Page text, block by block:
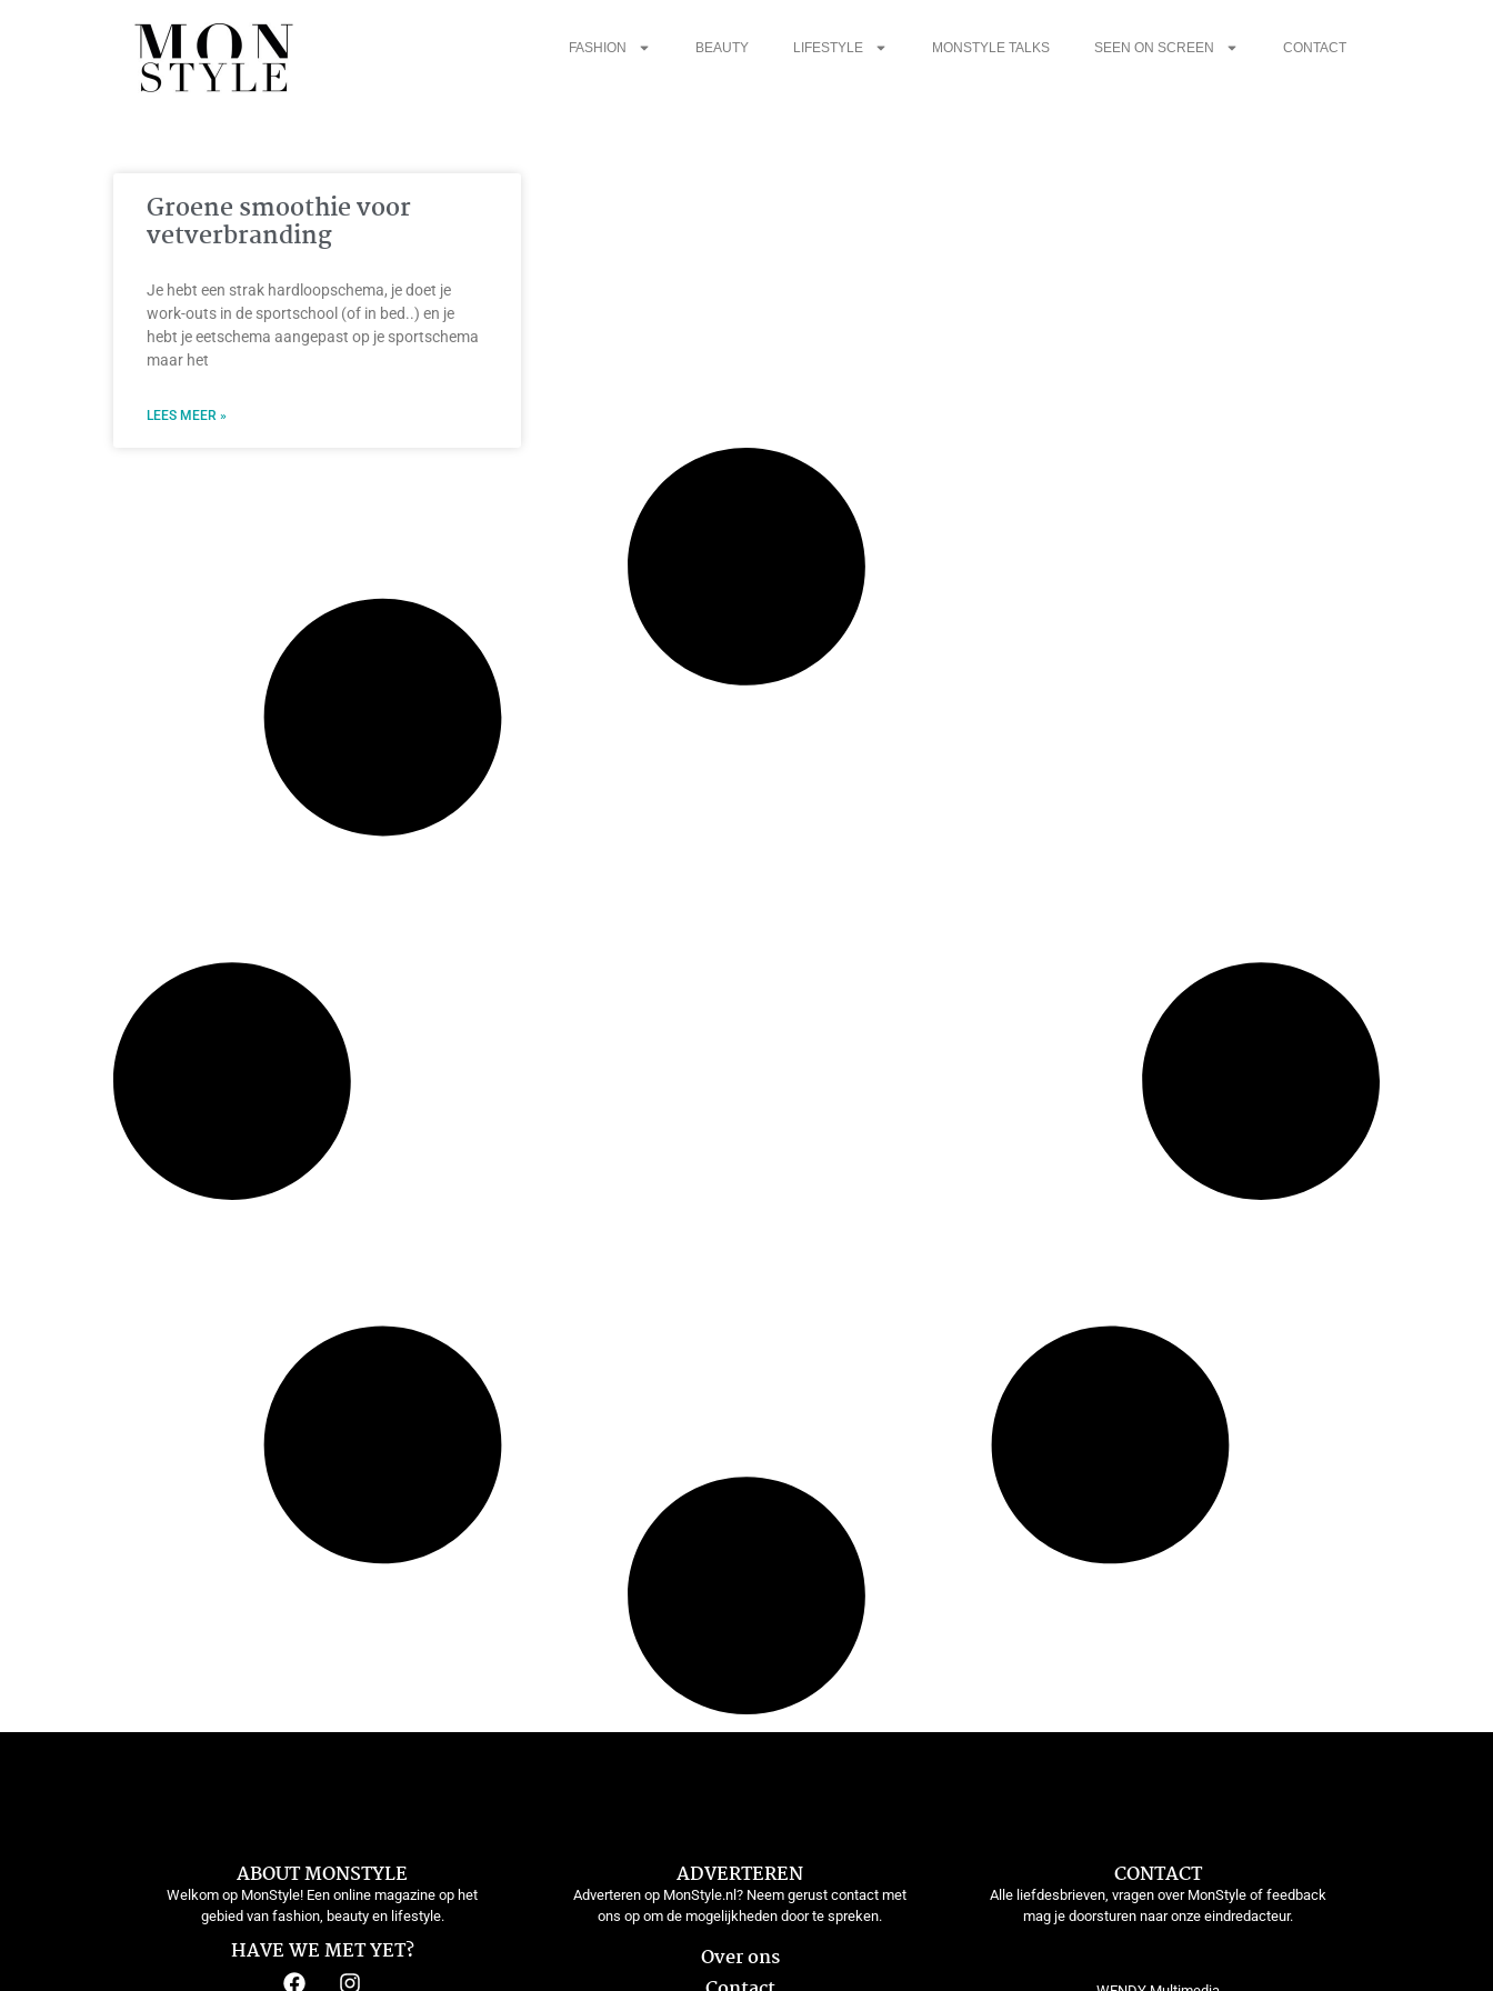
FASHION BEAUTY LIFESTYLE MONSTYLE TALKS SEEN ON SCREEN CONTACT
Groene smoothie voor
vetverbranding
Je hebt een strak hardloopschema, je doet je
work-outs in de sportschool (of in bed..) en je
hebt je eetschema aangepast op je sportschema
maar het
LEES MEER »
ABOUT MONSTYLE
Welkom op MonStyle! Een online magazine op het
gebied van fashion, beauty en lifestyle.
HAVE WE MET YET?
ADVERTEREN
Adverteren op MonStyle.nl? Neem gerust contact met
ons op om de mogelijkheden door te spreken.
Over ons
CONTACT
Alle liefdesbrieven, vragen over MonStyle of feedback
mag je doorsturen naar onze eindredacteur.